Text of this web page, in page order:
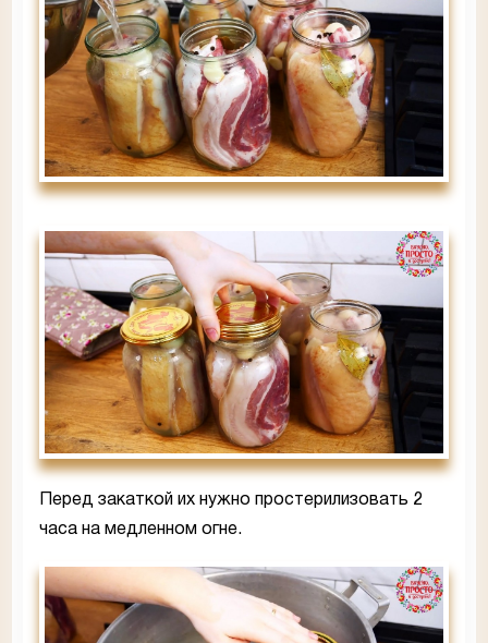
Перед закаткой их нужно простерилизовать 2
часа на медленном огне.